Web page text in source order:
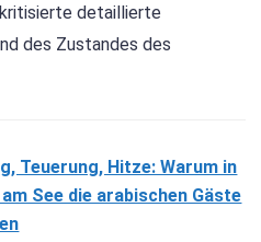
detaillierte
des Zustandes des
Teuerung, Hitze: Warum in
See die arabischen Gäste